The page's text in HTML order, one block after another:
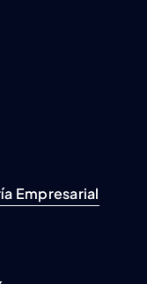
Empresarial